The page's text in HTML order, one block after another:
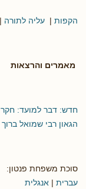
הקפות | עליה לתורה |
מאמרים והרצאות
חדש: דבר למועד:
הגאון רבי שמואל
סוכת משפחת פנטון:
עברית | אנגלית